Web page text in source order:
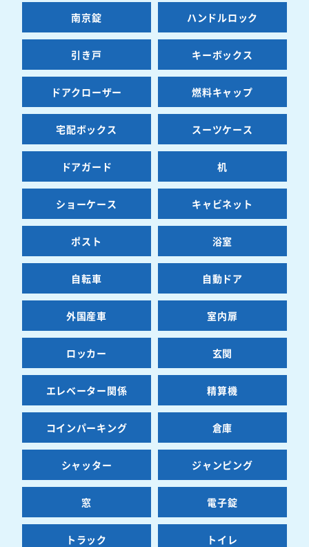
南京錠 ハンドルロック
引き戸 キーボックス
ドアクローザー 燃料キャップ
宅配ボックス スーツケース
ドアガード 机
ショーケース キャビネット
ポスト 浴室
自転車 自動ドア
外国産車 室内扉
ロッカー 玄関
エレベーター関係 精算機
コインパーキング 倉庫
シャッター ジャンピング
窓 電子錠
トラック トイレ